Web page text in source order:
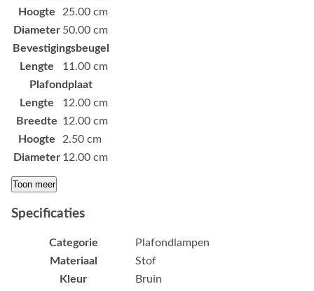
Hoogte
25.00 cm
Diameter 50.00 cm
Bevestigingsbeugel
Lengte
11.00 cm
Plafondplaat
Lengte
12.00 cm
Breedte 12.00 cm
Hoogte
2.50 cm
Diameter 12.00 cm
Toon meer
Specificaties
Categorie
Plafondlampen
Materiaal
Stof
Kleur
Bruin